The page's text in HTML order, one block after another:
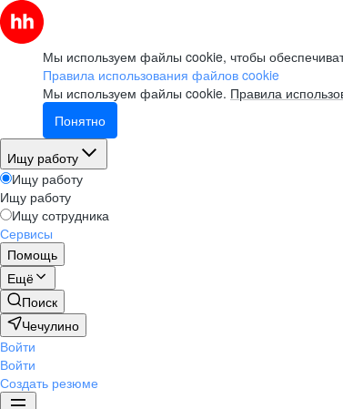
Мы используем файлы cookie, чтобы
Правила использования файлов cookie
Мы используем файлы cookie. Правила
Понятно
Ищу работу
Ищу работу
Ищу работу
Ищу сотрудника
Сервисы
Помощь
Ещё
Поиск
Чечулино
Войти
Войти
Создать резюме